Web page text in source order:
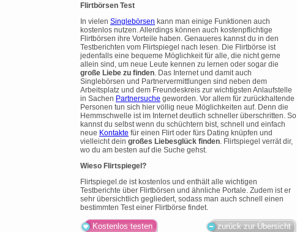
Flirtbörsen Test
In vielen Singlebörsen kann man einige Funktionen auch
kostenlos nutzen. Allerdings können auch kostenpflichtige
Flirtbörsen ihre Vorteile haben. Genaueres kannst du in den
Testberichten vom Flirtspiegel nach lesen. Die Flirtbörse ist
jedenfalls eine bequeme Möglichkeit für alle, die nicht gerne
allein sind, um neue Leute kennen zu lernen oder sogar die
große Liebe zu finden. Das Internet und damit auch
Singlebörsen und Partnervermittlungen sind neben dem
Arbeitsplatz und dem Freundeskreis zur wichtigsten Anlaufstelle
in Sachen Partnersuche geworden. Vor allem für zurückhaltende
Personen tun sich hier völlig neue Möglichkeiten auf. Denn die
Hemmschwelle ist im Internet deutlich schneller überschritten. So
kannst du selbst wenn du schüchtern bist, schnell und einfach
neue Kontakte für einen Flirt oder fürs Dating knüpfen und
vielleicht dein großes Liebesglück finden. Flirtspiegel verrät dir,
wo du am besten auf die Suche gehst.
Wieso Flirtspiegel?
Flirtspiegel.de ist kostenlos und enthält alle wichtigen
Testberichte über Flirtbörsen und ähnliche Portale. Zudem ist er
sehr übersichtlich gegliedert, sodass man auch schnell einen
bestimmten Test einer Flirtbörse findet.
Kostenlos testen zurück zur Übersicht